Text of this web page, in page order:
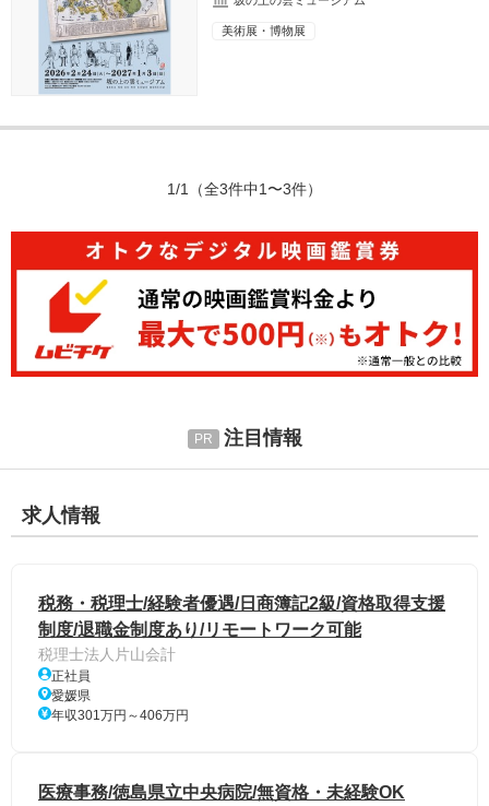
美術展・博物展
1/1 （全3件中1〜3件）
注目情報
求人情報
税務・税理士/経験者優遇/日商簿記2級/資格取得支援
制度/退職金制度あり/リモートワーク可能
税理士法人片山会計
正社員
愛媛県
年収301万円～406万円
医療事務/徳島県立中央病院/無資格・未経験OK